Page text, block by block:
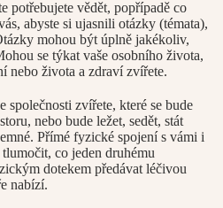
potřebujete vědět, popřípadě co
abyste si ujasnili otázky (témata),
mohou být úplně jakékoliv,
se týkat vaše osobního života,
nebo života a zdraví zvířete.
společnosti zvířete, které se bude
nebo bude ležet, sedět, stát
Přímé fyzické spojení s vámi i
co jeden druhému
dotekem předávat léčivou
nabízí.